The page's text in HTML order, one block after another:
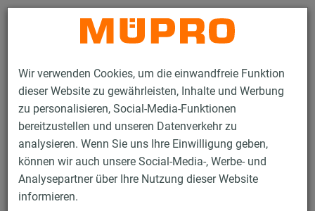
Wir verwenden Cookies, um die einwandfreie Funktion
dieser Website zu gewährleisten, Inhalte und Werbung
zu personalisieren, Social-Media-Funktionen
bereitzustellen und unseren Datenverkehr zu
analysieren. Wenn Sie uns Ihre Einwilligung geben,
können wir auch unsere Social-Media-, Werbe- und
Analysepartner über Ihre Nutzung dieser Website
informieren.
Kontakt
Produkte Brandschutz
Brandgeprüfte Befestigungen
Installationsschienen
MPC-Hammerkopfbefestiger 38/24 - 40/120